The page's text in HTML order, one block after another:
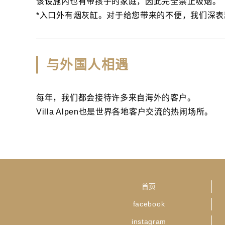
*入口外有烟灰缸。对于给您带来的不便，我们深
与外国人相遇
每年，我们都会接待许多来自海外的客户。
Villa Alpen也是世界各地客户交流的热闹场所。
首页
facebook
instagram